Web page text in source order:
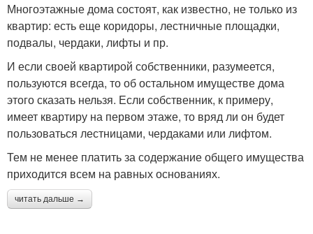
Многоэтажные дома состоят, как известно, не только из
квартир: есть еще коридоры, лестничные площадки,
подвалы, чердаки, лифты и пр.
И если своей квартирой собственники, разумеется,
пользуются всегда, то об остальном имуществе дома
этого сказать нельзя. Если собственник, к примеру,
имеет квартиру на первом этаже, то вряд ли он будет
пользоваться лестницами, чердаками или лифтом.
Тем не менее платить за содержание общего имущества
приходится всем на равных основаниях.
читать дальше →